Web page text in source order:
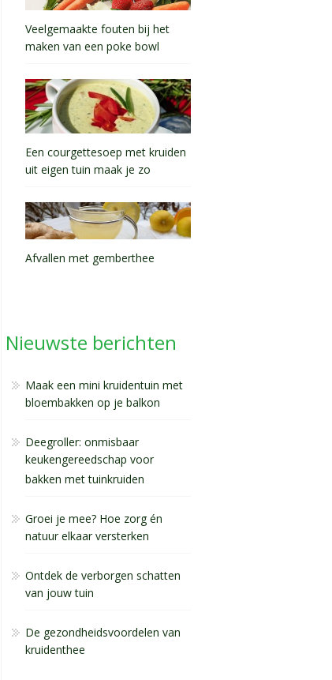
Veelgemaakte fouten bij het
maken van een poke bowl
Een courgettesoep met kruiden
uit eigen tuin maak je zo
Afvallen met gemberthee
Nieuwste berichten
Maak een mini kruidentuin met
bloembakken op je balkon
Deegroller: onmisbaar
keukengereedschap voor
bakken met tuinkruiden
Groei je mee? Hoe zorg én
natuur elkaar versterken
Ontdek de verborgen schatten
van jouw tuin
De gezondheidsvoordelen van
kruidenthee